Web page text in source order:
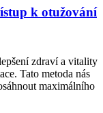
k otužování
zdraví a vitality
Tato metoda nás
maximálního